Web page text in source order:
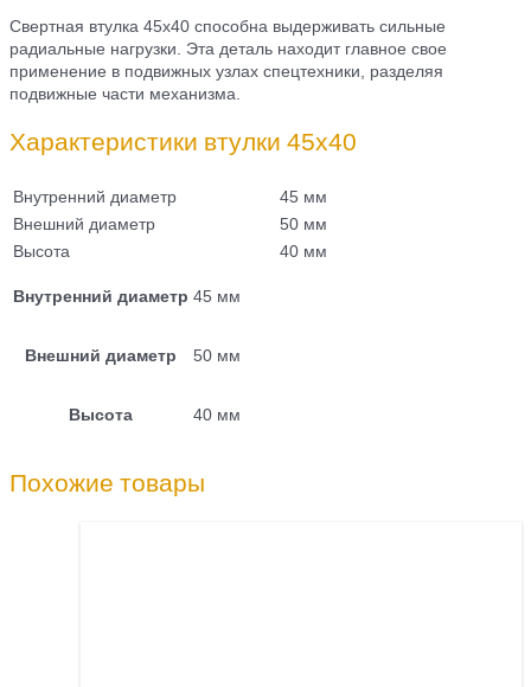
Свертная втулка 45х40 способна выдерживать сильные
радиальные нагрузки. Эта деталь находит главное свое
применение в подвижных узлах спецтехники, разделяя
подвижные части механизма.
Характеристики втулки 45х40
Внутренний диаметр
45 мм
Внешний диаметр
50 мм
Высота
40 мм
Внутренний диаметр 45 мм
Внешний диаметр 50 мм
Высота 40 мм
Похожие товары